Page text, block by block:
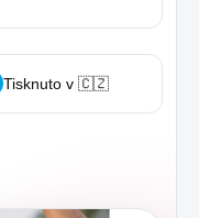
Tisknuto v 🇨🇿